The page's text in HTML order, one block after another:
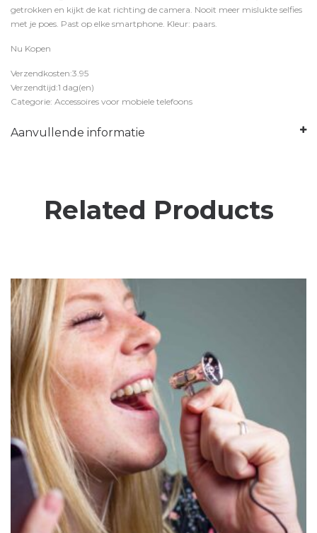
getrokken en kijkt de kat richting de camera. Nooit meer mislukte selfies
met je poes. Past op elke smartphone. Kleur: paars.
Nu Kopen
Verzendkosten:3.95
Verzendtijd:1 dag(en)
Categorie: Accessoires voor mobiele telefoons
Aanvullende informatie
Related Products